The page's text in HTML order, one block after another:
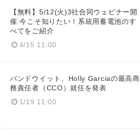
【無料】5/12(火)3社合同ウェビナー開
催:今こそ知りたい！系統用蓄電池のす
べてをご紹介
4/15 11:00
パンドウイット、Holly Garciaの最高商
務責任者（CCO）就任を発表
1/19 11:00